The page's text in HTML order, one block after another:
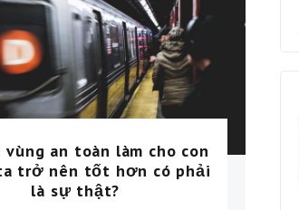
vùng an toàn làm cho con
trở nên tốt hơn có phải
là sự thật?